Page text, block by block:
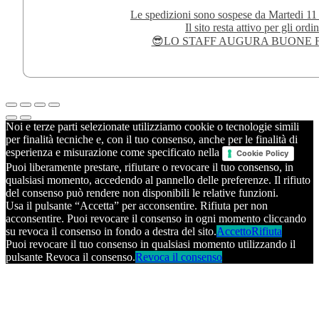
Le spedizioni sono sospese da Martedi
Il sito resta attivo per gli
😎LO STAFF AUGURA BUONE
Noi e terze parti selezionate utilizziamo cookie o tecnologie simili
per finalità tecniche e, con il tuo consenso, anche per le finalità di
esperienza e misurazione come specificato nella
Cookie Policy
Puoi liberamente prestare, rifiutare o revocare il tuo consenso, in
qualsiasi momento, accedendo al pannello delle preferenze. Il rifiuto
del consenso può rendere non disponibili le relative funzioni.
Usa il pulsante “Accetta” per acconsentire. Rifiuta per non
acconsentire. Puoi revocare il consenso in ogni momento cliccando
su revoca il consenso in fondo a destra del sito.AccettoRifiuta
Puoi revocare il tuo consenso in qualsiasi momento utilizzando il
pulsante Revoca il consenso.Revoca il consenso